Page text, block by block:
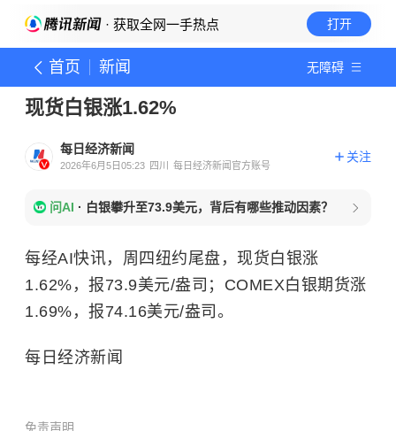
· 获取全网一手热点 打开
首页 新闻 无障碍
现货白银涨1.62%
每日经济新闻
2026年6月5日05:23 四川 每日经济新闻官方账号
关注
问AI · 白银攀升至73.9美元，背后有哪些推动因素？
每经AI快讯，周四纽约尾盘，现货白银涨
1.62%，报73.9美元/盎司；COMEX白银期货涨
1.69%，报74.16美元/盎司。
每日经济新闻
免责声明